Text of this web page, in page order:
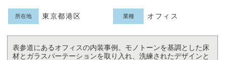
所在地 東京都港区 業種 オフィス
表参道にあるオフィスの内装事例。モノトーンを基調とした床
材とガラスパーテーションを取り入れ、洗練されたデザインと